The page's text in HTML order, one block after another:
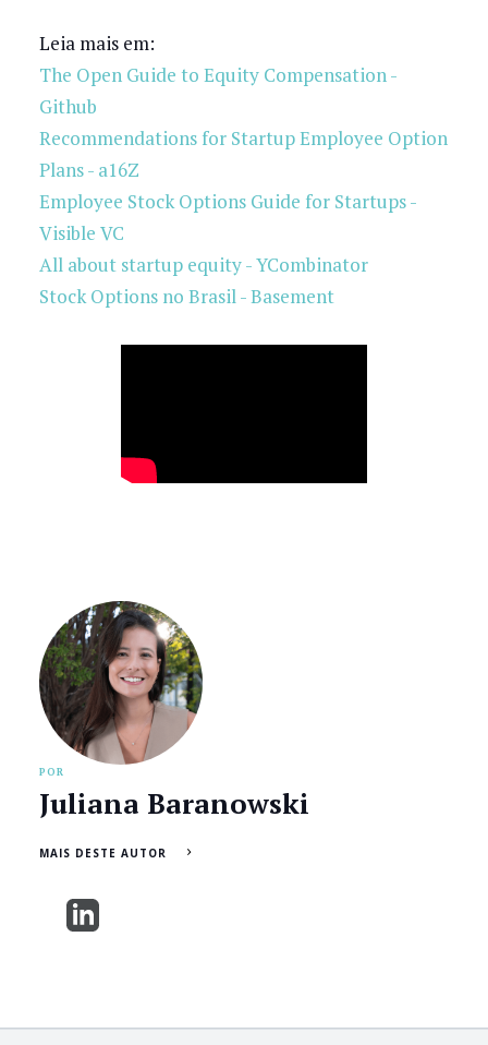
Leia mais em:
The Open Guide to Equity Compensation -
Github
Recommendations for Startup Employee Option
Plans - a16Z
Employee Stock Options Guide for Startups -
Visible VC
All about startup equity - YCombinator
Stock Options no Brasil - Basement
POR
Juliana Baranowski
MAIS DESTE AUTOR